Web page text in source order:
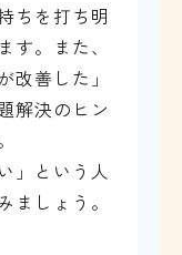
ちを打ち明
す。また、
改善した」
解決のヒン
」という人
ましょう。